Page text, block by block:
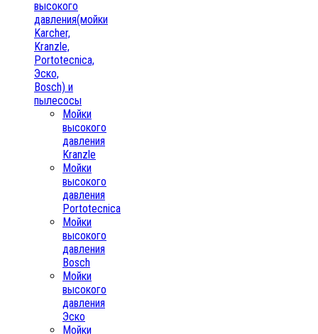
высокого
давления(мойки
Karcher,
Kranzle,
Portotecnica,
Эско,
Bosch) и
пылесосы
Мойки
высокого
давления
Kranzle
Мойки
высокого
давления
Portotecnica
Мойки
высокого
давления
Bosch
Мойки
высокого
давления
Эско
Мойки